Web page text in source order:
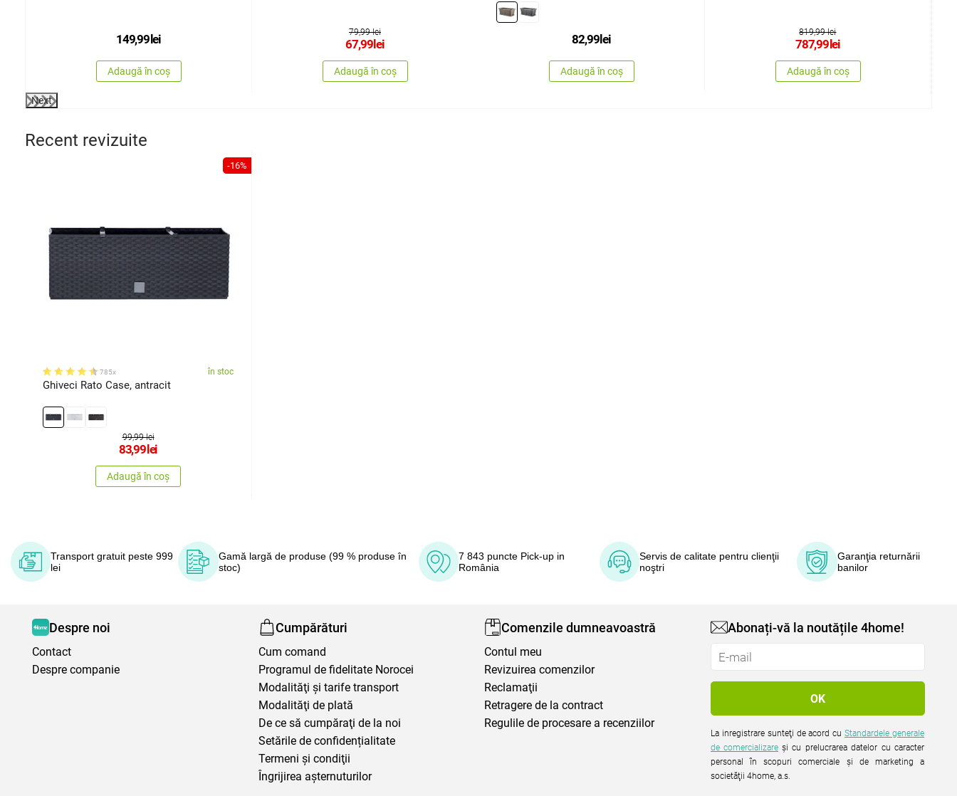
149,99lei
Adaugă în coș
79,99 lei
67,99lei
Adaugă în coș
82,99lei
Adaugă în coș
819,99 lei
787,99lei
Adaugă în coș
Next
Recent revizuite
-16%
785x în stoc
Ghiveci Rato Case, antracit
99,99 lei
83,99lei
Adaugă în coș
Transport gratuit peste 999
lei
Gamă largă de produse (99 % produse în
stoc)
7 843 puncte Pick-up in
România
Servis de calitate pentru clienţii
noştri
Garanţia returnării
banilor
Despre noi
Contact
Despre companie
Cumpărături
Cum comand
Programul de fidelitate Norocei
Modalităţi şi tarife transport
Modalităţi de plată
De ce să cumpăraţi de la noi
Setările de confidențialitate
Termeni şi condiţii
Îngrijirea așternuturilor
Comenzile dumneavoastră
Contul meu
Revizuirea comenzilor
Reclamaţii
Retragere de la contract
Regulile de procesare a recenziilor
Abonați-vă la noutățile 4home!
La inregistrare sunteţi de acord cuStandardele generale
de comercializare şi cu prelucrarea datelor cu caracter
personal în scopuri comerciale şi de marketing a
societăţii 4home, a.s.